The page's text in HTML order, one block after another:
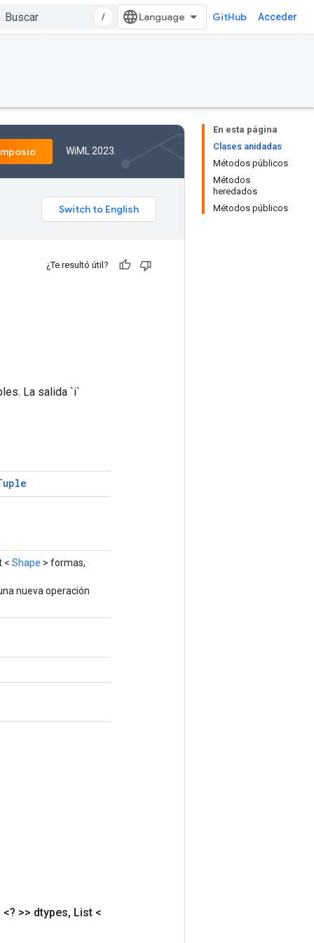
/ GitHub Acceder
En esta página
Clases anidadas
Métodos públicos
Métodos
heredados
Métodos públicos
WiML 2023.
¿Te resultó útil?
La salida `i`
< Shape > formas,
nueva operación
>> dtypes, List <